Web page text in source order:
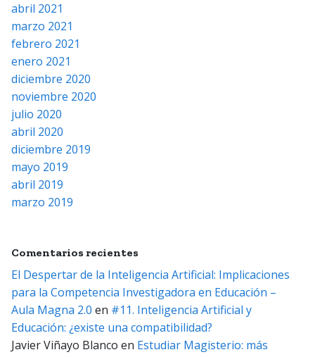
abril 2021
marzo 2021
febrero 2021
enero 2021
diciembre 2020
noviembre 2020
julio 2020
abril 2020
diciembre 2019
mayo 2019
abril 2019
marzo 2019
Comentarios recientes
El Despertar de la Inteligencia Artificial: Implicaciones
para la Competencia Investigadora en Educación –
Aula Magna 2.0 en #11. Inteligencia Artificial y
Educación: ¿existe una compatibilidad?
Javier Viñayo Blanco en Estudiar Magisterio: más